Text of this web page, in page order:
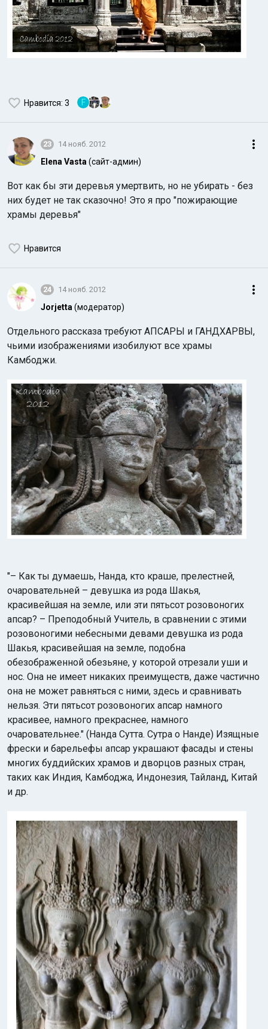
Нравится: 3 F
23 14 нояб. 2012
Elena Vasta (сайт-админ)
Вот как бы эти деревья умертвить, но не убирать - без
них будет не так сказочно! Это я про "пожирающие
храмы деревья"
Нравится
24 14 нояб. 2012
Jorjetta (модератор)
Отдельного рассказа требуют АПСАРЫ и ГАНДХАРВЫ,
чьими изображениями изобилуют все храмы
Камбоджи.
"– Как ты думаешь, Нанда, кто краше, прелестней,
очаровательней – девушка из рода Шакья,
красивейшая на земле, или эти пятьсот розовоногих
апсар? – Преподобный Учитель, в сравнении с этими
розовоногими небесными девами девушка из рода
Шакья, красивейшая на земле, подобна
обезображенной обезьяне, у которой отрезали уши и
нос. Она не имеет никаких преимуществ, даже частично
она не может равняться с ними, здесь и сравнивать
нельзя. Эти пятьсот розовоногих апсар намного
красивее, намного прекраснее, намного
очаровательнее." (Нанда Сутта. Сутра о Нанде) Изящные
фрески и барельефы апсар украшают фасады и стены
многих буддийских храмов и дворцов разных стран,
таких как Индия, Камбоджа, Индонезия, Тайланд, Китай
и др.